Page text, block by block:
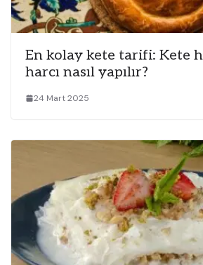
En kolay kete tarifi: Kete
harcı nasıl yapılır?
24 Mart 2025